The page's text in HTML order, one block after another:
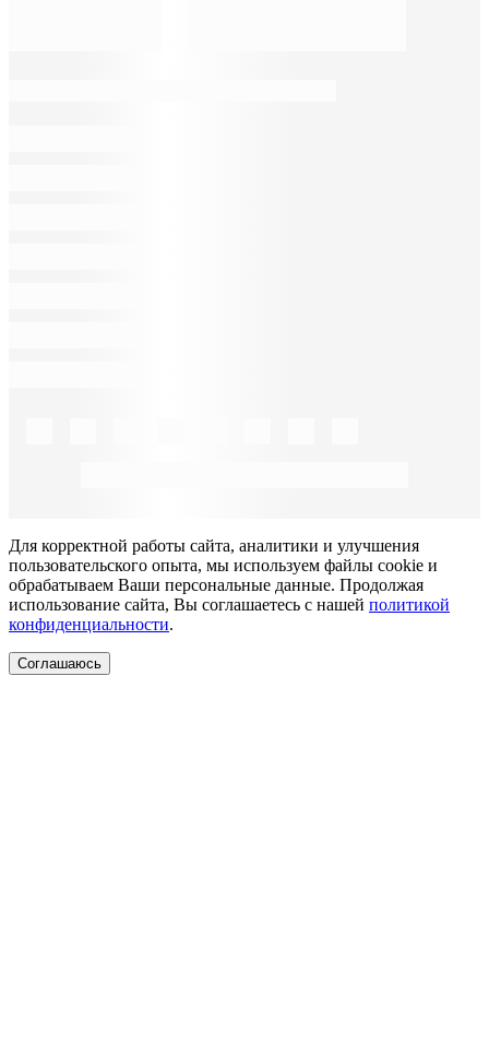
Для корректной работы сайта, аналитики и улучшения
пользовательского опыта, мы используем файлы cookie и
обрабатываем Ваши персональные данные. Продолжая
использование сайта, Вы соглашаетесь с нашей политикой
конфиденциальности.
Соглашаюсь